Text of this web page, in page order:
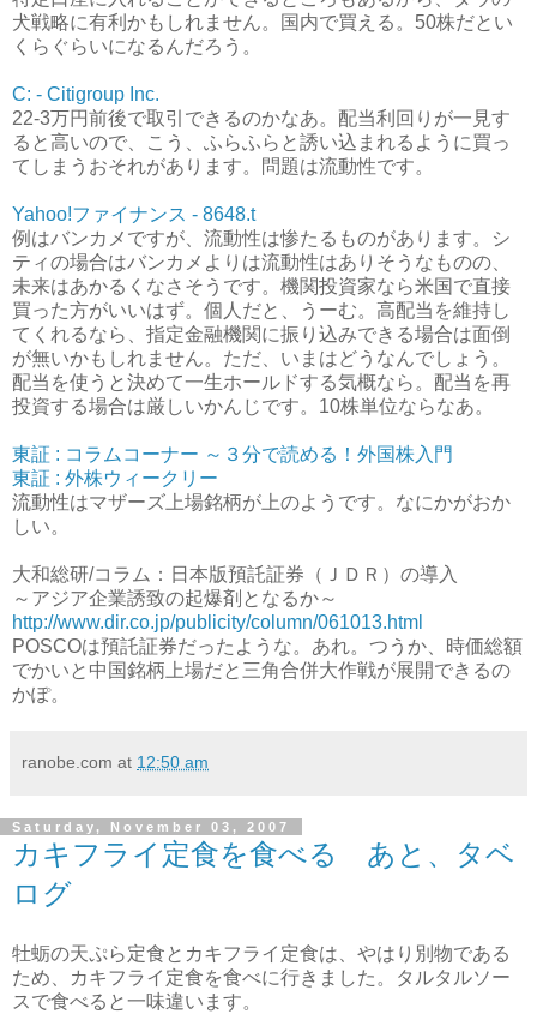
犬戦略に有利かもしれません。国内で買える。50株だとい
くらぐらいになるんだろう。
C: - Citigroup Inc.
22-3万円前後で取引できるのかなあ。配当利回りが一見す
ると高いので、こう、ふらふらと誘い込まれるように買っ
てしまうおそれがあります。問題は流動性です。
Yahoo!ファイナンス - 8648.t
例はバンカメですが、流動性は惨たるものがあります。シ
ティの場合はバンカメよりは流動性はありそうなものの、
未来はあかるくなさそうです。機関投資家なら米国で直接
買った方がいいはず。個人だと、うーむ。高配当を維持し
てくれるなら、指定金融機関に振り込みできる場合は面倒
が無いかもしれません。ただ、いまはどうなんでしょう。
配当を使うと決めて一生ホールドする気概なら。配当を再
投資する場合は厳しいかんじです。10株単位ならなあ。
東証 : コラムコーナー ～３分で読める！外国株入門
東証 : 外株ウィークリー
流動性はマザーズ上場銘柄が上のようです。なにかがおか
しい。
大和総研/コラム：日本版預託証券（ＪＤＲ）の導入
～アジア企業誘致の起爆剤となるか～
http://www.dir.co.jp/publicity/column/061013.html
POSCOは預託証券だったような。あれ。つうか、時価総額
でかいと中国銘柄上場だと三角合併大作戦が展開できるの
かぽ。
ranobe.com at 12:50 am
Saturday, November 03, 2007
カキフライ定食を食べる あと、タベ
ログ
牡蛎の天ぷら定食とカキフライ定食は、やはり別物である
ため、カキフライ定食を食べに行きました。タルタルソー
スで食べると一味違います。